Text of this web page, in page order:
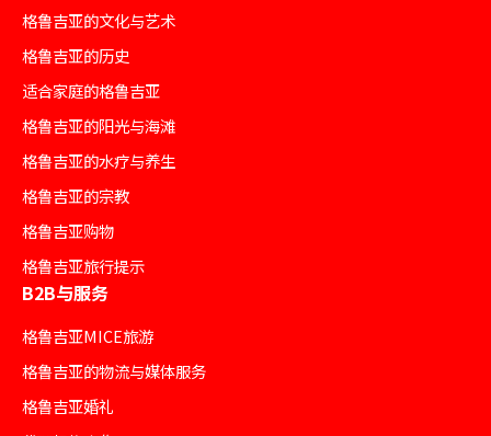
格鲁吉亚的文化与艺术
格鲁吉亚的历史
适合家庭的格鲁吉亚
格鲁吉亚的阳光与海滩
格鲁吉亚的水疗与养生
格鲁吉亚的宗教
格鲁吉亚购物
格鲁吉亚旅行提示
B2B与服务
格鲁吉亚MICE旅游
格鲁吉亚的物流与媒体服务
格鲁吉亚婚礼